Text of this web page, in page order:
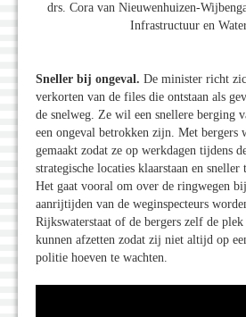
drs. Cora van Nieuwenhuizen-
Infrastructuur en
Sneller bij ongeval. De minister richt
verkorten van de files die ontstaan als
de snelweg. Ze wil een snellere berging
een ongeval betrokken zijn. Met bergers
gemaakt zodat ze op werkdagen tijdens
strategische locaties klaarstaan en
Het gaat vooral om over de ringwegen
aanrijtijden van de weginspecteurs
Rijkswaterstaat of de bergers zelf de
kunnen afzetten zodat zij niet altijd op
politie hoeven te wachten.